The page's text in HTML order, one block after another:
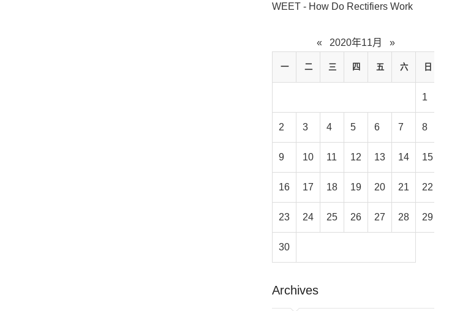
WEET - How Do Rectifiers Work
« 2020年11月 »
一 二 三 四 五 六 日
1
2 3 4 5 6 7 8
9 10 11 12 13 14 15
16 17 18 19 20 21 22
23 24 25 26 27 28 29
30
Archives